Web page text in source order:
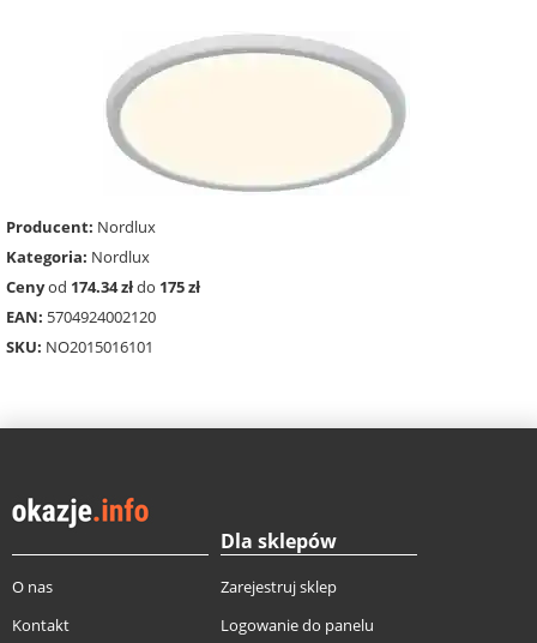
Producent: Nordlux
Kategoria: Nordlux
Cenyod 174.34 złdo 175 zł
EAN: 5704924002120
SKU: NO2015016101
O nas
Kontakt
Dla sklepów
Zarejestruj sklep
Logowanie do panelu